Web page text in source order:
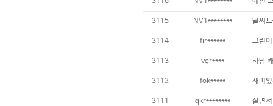
3115 NV1********
3114 fir******
3113 ver**** 하남
3112 fok***** 재미
3111 qkr********